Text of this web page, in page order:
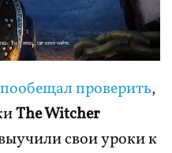
пообещал проверить,
The Witcher
свои уроки к